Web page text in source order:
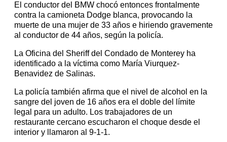
El conductor del BMW chocó entonces frontalmente
contra la camioneta Dodge blanca, provocando la
muerte de una mujer de 33 años e hiriendo gravemente
al conductor de 44 años, según la policía.
La Oficina del Sheriff del Condado de Monterey ha
identificado a la víctima como María Viurquez-
Benavidez de Salinas.
La policía también afirma que el nivel de alcohol en la
sangre del joven de 16 años era el doble del límite
legal para un adulto. Los trabajadores de un
restaurante cercano escucharon el choque desde el
interior y llamaron al 9-1-1.